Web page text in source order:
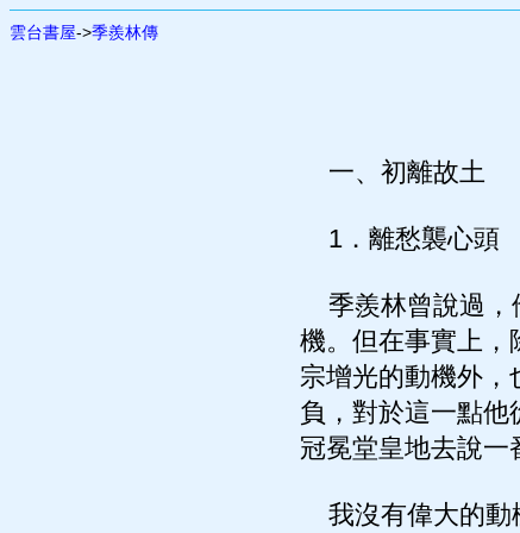
雲台書屋->季羨林傳
一、初離故土
1．離愁襲心頭
季羨林曾說過，
機。但在事實上，
宗增光的動機外，
負，對於這一點他
冠冕堂皇地去說一
我沒有偉大的動